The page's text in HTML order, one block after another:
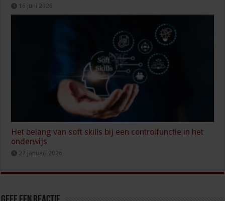
16 juni 2026
Het belang van soft skills bij een controlfunctie in het
onderwijs
27 januari 2026